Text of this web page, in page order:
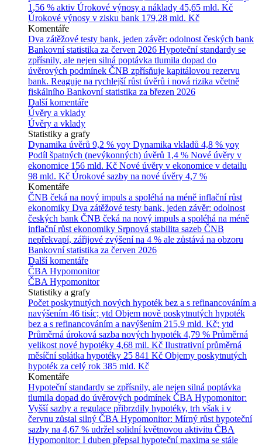
1,56 % aktiv Úrokové výnosy a náklady 45,65 mld. Kč
Úrokové výnosy v zisku bank 179,28 mld. Kč
Komentáře
Dva zátěžové testy bank, jeden závěr: odolnost českých bank
Bankovní statistika za červen 2026 Hypoteční standardy se
zpřísnily, ale nejen silná poptávka tlumila dopad do
úvěrových podmínek ČNB zpřísňuje kapitálovou rezervu
bank. Reaguje na rychlejší růst úvěrů i nová rizika včetně
fiskálního Bankovní statistika za březen 2026
Další komentáře
Úvěry a vklady
Úvěry a vklady
Statistiky a grafy
Dynamika úvěrů 9,2 % yoy Dynamika vkladů 4,8 % yoy
Podíl špatných (nevýkonných) úvěrů 1,4 % Nové úvěry v
ekonomice 156 mld. Kč Nové úvěry v ekonomice v detailu
98 mld. Kč Úrokové sazby na nové úvěry 4,7 %
Komentáře
ČNB čeká na nový impuls a spoléhá na méně inflační růst
ekonomiky Dva zátěžové testy bank, jeden závěr: odolnost
českých bank ČNB čeká na nový impuls a spoléhá na méně
inflační růst ekonomiky Srpnová stabilita sazeb ČNB
nepřekvapí, zářijové zvýšení na 4 % ale zůstává na obzoru
Bankovní statistika za červen 2026
Další komentáře
ČBA Hypomonitor
ČBA Hypomonitor
Statistiky a grafy
Počet poskytnutých nových hypoték bez a s refinancováním a
navýšením 46 tisíc; ytd Objem nově poskytnutých hypoték
bez a s refinancováním a navýšením 215,9 mld. Kč; ytd
Průměrná úroková sazba nových hypoték 4,79 % Průměrná
velikost nové hypotéky 4,68 mil. Kč Ilustrativní průměrná
měsíční splátka hypotéky 25 841 Kč Objemy poskytnutých
hypoték za celý rok 385 mld. Kč
Komentáře
Hypoteční standardy se zpřísnily, ale nejen silná poptávka
tlumila dopad do úvěrových podmínek ČBA Hypomonitor:
Vyšší sazby a regulace přibrzdily hypotéky, trh však i v
červnu zůstal silný ČBA Hypomonitor: Mírný růst hypoteční
sazby na 4,67 % udržel solidní květnovou aktivitu ČBA
Hypomonitor: I duben přepsal hypoteční maxima se stále